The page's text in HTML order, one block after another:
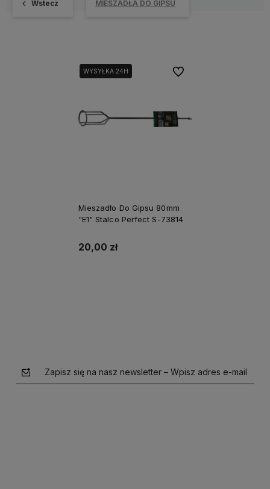
Wstecz MIESZADŁA DO GIPSU
WYSYŁKA 24H
Mieszadło Do Gipsu 80mm
"E1" Stalco Perfect S-73814
20,00 zł
Do ulubionych
Zapisz się na nasz newsletter – Wpisz adres e-mail